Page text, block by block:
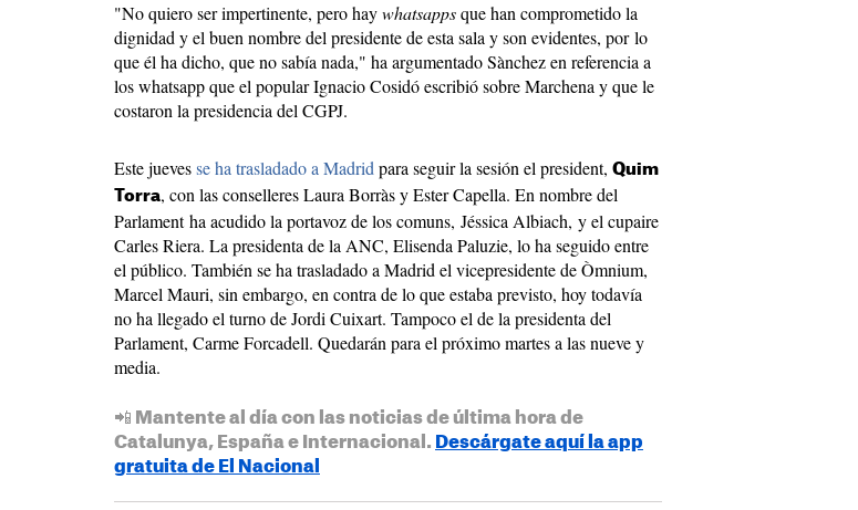
"No quiero ser impertinente, pero haywhatsappsque han comprometido la
dignidad y el buen nombre del presidente de esta sala y son evidentes, por lo
que él ha dicho, que no sabía nada," ha argumentado Sànchez en referencia a
los whatsapp que el popular Ignacio Cosidó escribió sobre Marchena y que le
costaron la presidencia del CGPJ.
Este juevesse ha trasladado a Madrid para seguir la sesión el president, Quim
Torra, con las conselleres Laura Borràs y Ester Capella. En nombre del
Parlament ha acudido la portavoz de los comuns, Jéssica Albiach, y el cupaire
Carles Riera. La presidenta de la ANC, Elisenda Paluzie, lo ha seguido entre
el público. También se ha trasladado a Madrid el vicepresidente de Òmnium,
Marcel Mauri, sin embargo, en contra de lo que estaba previsto, hoy todavía
no ha llegado el turno de Jordi Cuixart. Tampoco el de la presidenta del
Parlament, Carme Forcadell. Quedarán para el próximo martes a las nueve y
media.
📲 Mantente al día con las noticias de última hora de
Catalunya, España e Internacional. Descárgate aquí la app
gratuita de El Nacional